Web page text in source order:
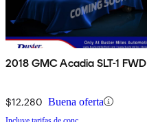
2018 GMC Acadia SLT-1 FWD
$12,280 Buena oferta